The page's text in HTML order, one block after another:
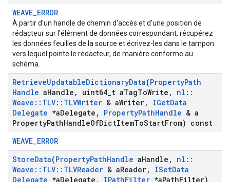
WEAVE_ERROR
À partir d'un handle de chemin d'accès et d'une position de
rédacteur sur l'élément de données correspondant, récupérez
les données feuilles de la source et écrivez-les dans le tampon
vers lequel pointe le rédacteur, de manière conforme au
schéma.
RetrieveUpdatableDictionaryData(PropertyPath
Handle aHandle , uint64 t aTagToWrite , nl ::
Weave :: TLV:: TLVWriter & aWriter, IGetData
Delegate *aDelegate , PropertyPathHandle & a
PropertyPathHandleOfDictItemToStartFrom) const
WEAVE_ERROR
StoreData(PropertyPathHandle aHandle , nl ::
Weave :: TLV:: TLVReader & aReader, ISetData
Delegate *aDelegate , IPathFilter *aPathFilter)